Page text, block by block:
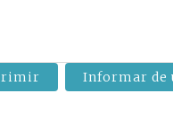
Informar de